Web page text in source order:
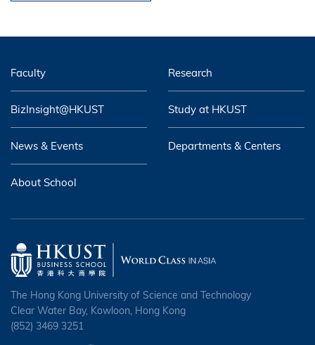
Faculty Research
BizInsight@HKUST Study at HKUST
News & Events Departments & Centers
About School
The Hong Kong University of Science and Technology
Clear Water Bay, Kowloon, Hong Kong
(852) 3469 3251